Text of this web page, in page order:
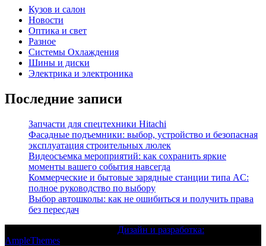
Кузов и салон
Новости
Оптика и свет
Разное
Системы Охлаждения
Шины и диски
Электрика и электроника
Последние записи
Запчасти для спецтехники Hitachi
Фасадные подъемники: выбор, устройство и безопасная
эксплуатация строительных люлек
Видеосъемка мероприятий: как сохранить яркие
моменты вашего события навсегда
Коммерческие и бытовые зарядные станции типа AC:
полное руководство по выбору
Выбор автошколы: как не ошибиться и получить права
без пересдач
Дизайн и разработка:
AmpleThemes